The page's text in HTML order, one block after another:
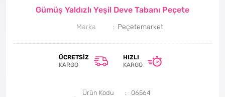
Gümüş Yaldızlı Yeşil Deve Tabanı Peçete
Marka Peçetemarket
ÜCRETSIZ
KARGO
HIZLI
KARGO
Ürün Kodu
06564